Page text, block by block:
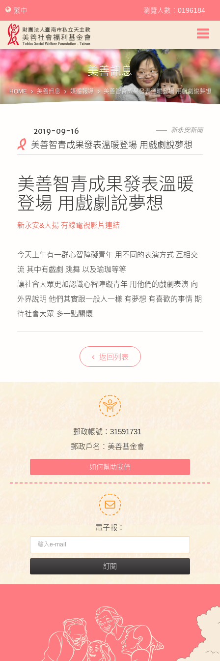
美善社會福利基金會首頁
關於美善
美善服務
幫助美善
我要捐款
捐款徵信
公益義賣
聯絡我們
友善連結
繁中 瀏覽人數：0196184
美善訊息
HOME 美善訊息 媒體報導 美善智青成果發表溫暖登場 用戲劇說夢想
新永安新聞
2019-09-16
美善智青成果發表溫暖登場 用戲劇說夢想
美善智青成果發表溫暖
登場 用戲劇說夢想
新永安&大揚 有線電視影片連結
今天上午有一群心智障礙青年 用不同的表演方式 互相交
流 其中有戲劇 跳舞 以及瑜珈等等
讓社會大眾更加認識心智障礙青年 用他們的戲劇表演 向
外界說明 他們其實跟一般人一樣 有夢想 有喜歡的事情 期
待社會大眾 多一點關懷
返回列表
郵政帳號：31591731
郵政戶名：美善基金會
如何幫助我們
電子報：
訂閱